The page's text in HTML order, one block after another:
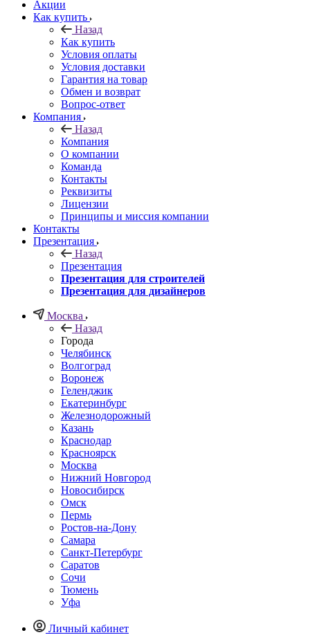
Акции
Как купить
Назад
Как купить
Условия оплаты
Условия доставки
Гарантия на товар
Обмен и возврат
Вопрос-ответ
Компания
Назад
Компания
О компании
Команда
Контакты
Реквизиты
Лицензии
Принципы и миссия компании
Контакты
Презентация
Назад
Презентация
Презентация для строителей
Презентация для дизайнеров
Москва
Назад
Города
Челябинск
Волгоград
Воронеж
Геленджик
Екатеринбург
Железнодорожный
Казань
Краснодар
Красноярск
Москва
Нижний Новгород
Новосибирск
Омск
Пермь
Ростов-на-Дону
Самара
Санкт-Петербург
Саратов
Сочи
Тюмень
Уфа
Личный кабинет